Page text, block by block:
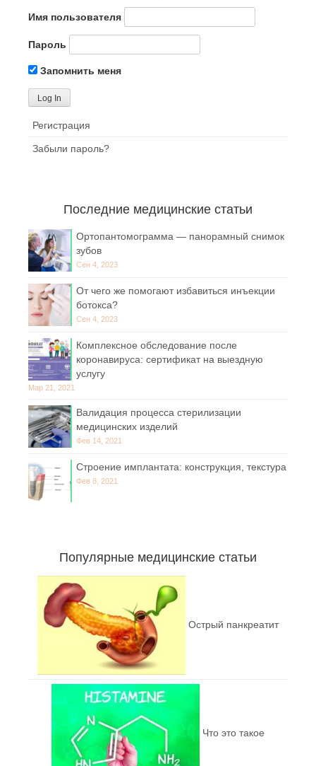
Имя пользователя
Пароль
Запомнить меня
Регистрация
Забыли пароль?
Последние медицинские статьи
Ортопантомограмма — панорамный снимок
зубов
Сен 4, 2023
От чего же помогают избавиться инъекции
ботокса?
Сен 4, 2023
Комплексное обследование после
коронавируса: сертификат на выездную
услугу
Мар 21, 2021
Валидация процесса стерилизации
медицинских изделий
Фев 14, 2021
Строение имплантата: конструкция, текстура
Фев 8, 2021
Популярные медицинские статьи
Острый панкреатит
Что это такое